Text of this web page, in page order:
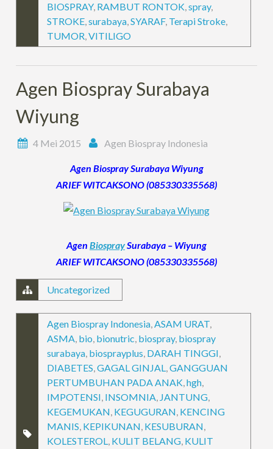
BIOSPRAY, RAMBUT RONTOK,spray,
STROKE,surabaya,SYARAF, Terapi Stroke,
TUMOR,VITILIGO
Agen Biospray Surabaya
Wiyung
4 Mei 2015 Agen Biospray Indonesia
Agen Biospray Surabaya Wiyung
ARIEF WITCAKSONO (085330335568)
Agen BiospraySurabaya – Wiyung
ARIEF WITCAKSONO (085330335568)
Uncategorized
Agen Biospray Indonesia,ASAM URAT,
ASMA, bio, bionutric, biospray, biospray
surabaya, biosprayplus, DARAH TINGGI,
DIABETES,GAGAL GINJAL,GANGGUAN
PERTUMBUHAN PADA ANAK,hgh,
IMPOTENSI, INSOMNIA, JANTUNG,
KEGEMUKAN, KEGUGURAN, KENCING
MANIS, KEPIKUNAN, KESUBURAN,
KOLESTEROL, KULIT BELANG, KULIT